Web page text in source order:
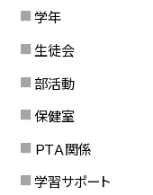
学年
生徒会
部活動
保健室
ＰＴＡ関係
学習サポート